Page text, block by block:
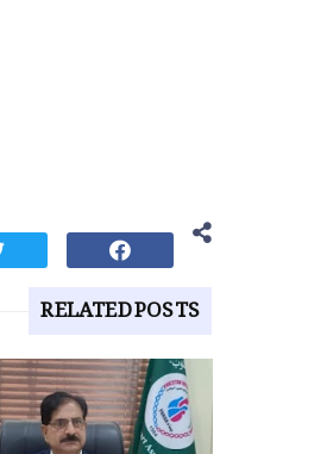
RELATED POSTS